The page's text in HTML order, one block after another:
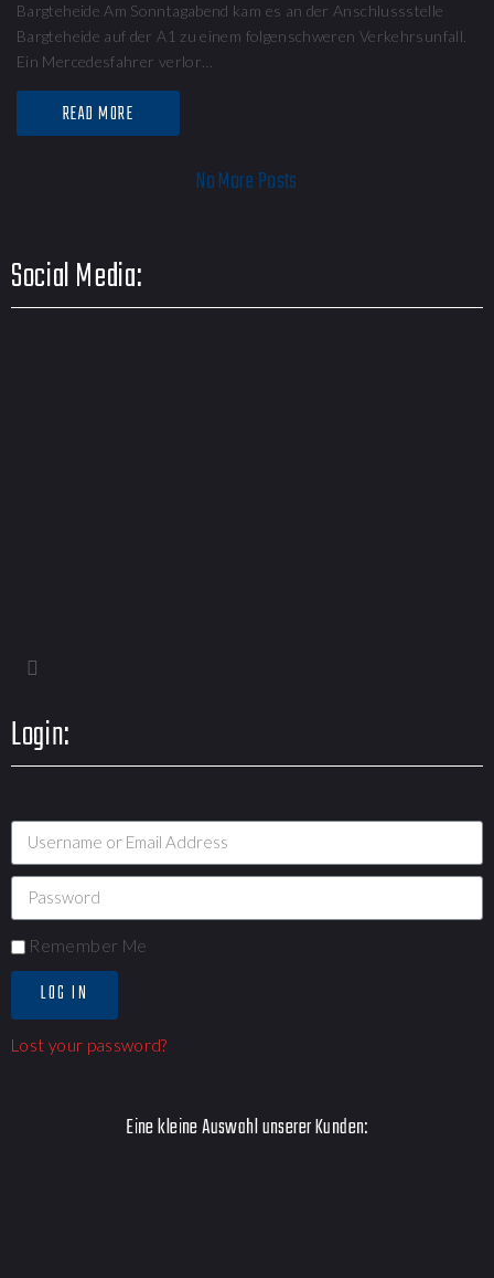
Bargteheide Am Sonntagabend kam es an der Anschlussstelle
Bargteheide auf der A1 zu einem folgenschweren Verkehrsunfall.
Ein Mercedesfahrer verlor…
READ MORE
No More Posts
Social Media:
Login:
Remember Me
LOG IN
Lost your password?
Eine kleine Auswahl unserer Kunden: